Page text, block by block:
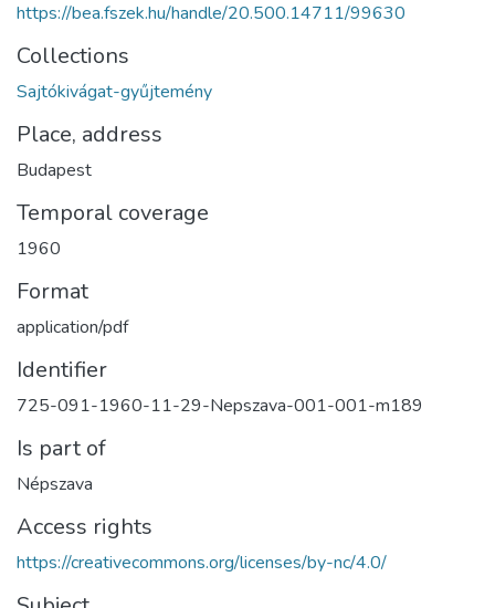
https://bea.fszek.hu/handle/20.500.14711/99630
Collections
Sajtókivágat-gyűjtemény
Place, address
Budapest
Temporal coverage
1960
Format
application/pdf
Identifier
725-091-1960-11-29-Nepszava-001-001-m189
Is part of
Népszava
Access rights
https://creativecommons.org/licenses/by-nc/4.0/